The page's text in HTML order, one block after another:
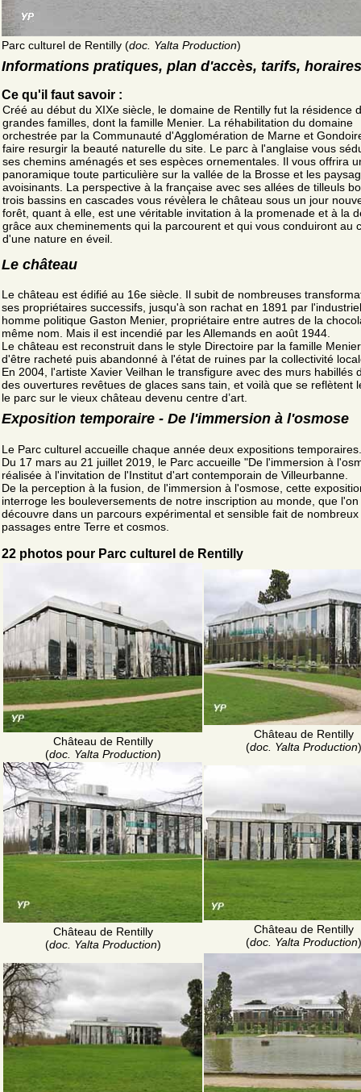
Parc culturel de Rentilly (doc. Yalta Production)
Informations pratiques, plan d'accès, tarifs, horaires
Ce qu'il faut savoir :
Créé au début du XIXe siècle, le domaine de Rentilly fut la résidence
grandes familles, dont la famille Menier. La réhabilitation du domaine
orchestrée par la Communauté d'Agglomération de Marne et
faire resurgir la beauté naturelle du site. Le parc à l'anglaise vous
ses chemins aménagés et ses espèces ornementales. Il vous offrira
panoramique toute particulière sur la vallée de la Brosse et les
avoisinants. La perspective à la française avec ses allées de tilleuls
trois bassins en cascades vous révèlera le château sous un jour
forêt, quant à elle, est une véritable invitation à la promenade et à la
grâce aux cheminements qui la parcourent et qui vous conduiront au
d'une nature en éveil.
Le château
Le château est édifié au 16e siècle. Il subit de nombreuses
ses propriétaires successifs, jusqu'à son rachat en 1891 par
homme politique Gaston Menier, propriétaire entre autres de la
même nom. Mais il est incendié par les Allemands en août 1944.
Le château est reconstruit dans le style Directoire par la famille
d'être racheté puis abandonné à l'état de ruines par la collectivité
En 2004, l'artiste Xavier Veilhan le transfigure avec des murs habillés
des ouvertures revêtues de glaces sans tain, et voilà que se reflètent
le parc sur le vieux château devenu centre d’art.
Exposition temporaire - De l'immersion à l'osmose
Le Parc culturel accueille chaque année deux expositions temporaires.
Du 17 mars au 21 juillet 2019, le Parc accueille "De l'immersion à
réalisée à l'invitation de l'Institut d'art contemporain de Villeurbanne.
De la perception à la fusion, de l'immersion à l'osmose, cette
interroge les bouleversements de notre inscription au monde, que l'on
découvre dans un parcours expérimental et sensible fait de nombreux
passages entre Terre et cosmos.
22 photos pour Parc culturel de Rentilly
Château de Rentilly
(doc. Yalta Production)
Château de Rentilly
(doc. Yalta Production)
Château de Rentilly
(doc. Yalta Production)
Château de Rentilly
(doc. Yalta Production)